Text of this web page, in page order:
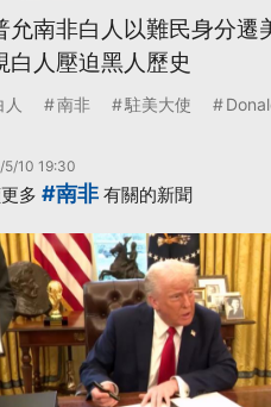
允南非白人以難民身分遷
白人壓迫黑人歷史
人 南非 駐美大使
5/10 19:30
多 #南非 有關的新聞